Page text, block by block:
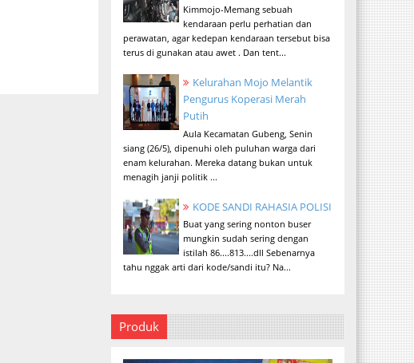
Kimmojo-Memang sebuah
kendaraan perlu perhatian dan
perawatan, agar kedepan kendaraan tersebut bisa
terus di gunakan atau awet . Dan tent...
Kelurahan Mojo Melantik
Pengurus Koperasi Merah
Putih
Aula Kecamatan Gubeng, Senin
siang (26/5), dipenuhi oleh puluhan warga dari
enam kelurahan. Mereka datang bukan untuk
menagih janji politik ...
KODE SANDI RAHASIA POLISI
Buat yang sering nonton buser
mungkin sudah sering dengan
istilah 86....813....dll Sebenarnya
tahu nggak arti dari kode/sandi itu? Na...
Produk